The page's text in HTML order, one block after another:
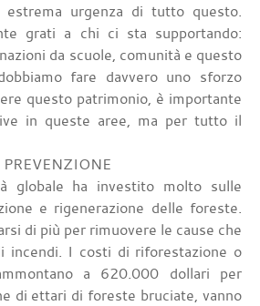
estrema urgenza di tutto questo.
grati a chi ci sta supportando:
da scuole, comunità e questo
fare davvero uno sforzo
questo patrimonio, è importante
in queste aree, ma per tutto il
globale ha investito molto sulle
e rigenerazione delle foreste.
di più per rimuovere le cause che
incendi. I costi di riforestazione o
a 620.000 dollari per
di ettari di foreste bruciate, vanno